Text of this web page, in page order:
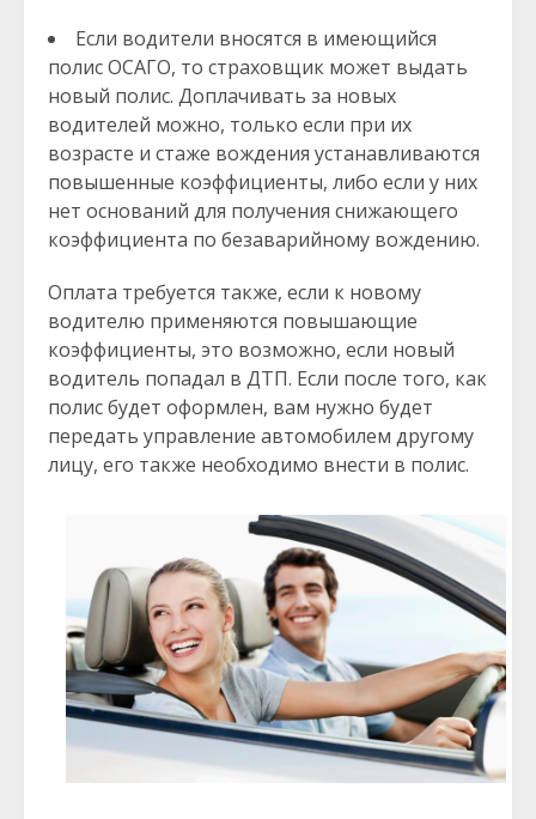
Если водители вносятся в имеющийся
полис ОСАГО, то страховщик может выдать
новый полис. Доплачивать за новых
водителей можно, только если при их
возрасте и стаже вождения устанавливаются
повышенные коэффициенты, либо если у них
нет оснований для получения снижающего
коэффициента по безаварийному вождению.
Оплата требуется также, если к новому
водителю применяются повышающие
коэффициенты, это возможно, если новый
водитель попадал в ДТП. Если после того, как
полис будет оформлен, вам нужно будет
передать управление автомобилем другому
лицу, его также необходимо внести в полис.